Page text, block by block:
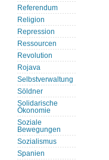
Referendum
Religion
Repression
Ressourcen
Revolution
Rojava
Selbstverwaltung
Söldner
Solidarische
Ökonomie
Soziale
Bewegungen
Sozialismus
Spanien